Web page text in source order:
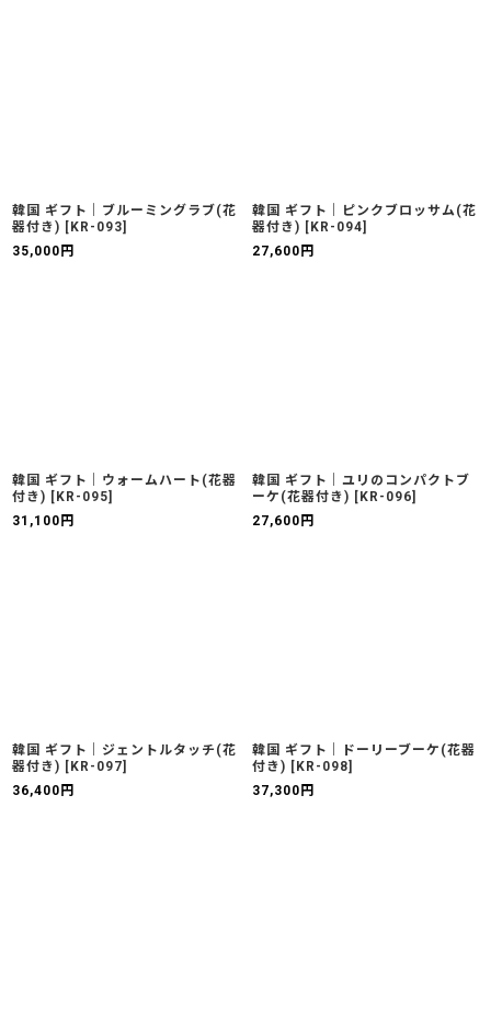
韓国 ギフト｜ブルーミングラブ(花
器付き) [ KR-093]
35,000 円
韓国 ギフト｜ピンクブロッサム(花
器付き) [ KR-094]
27,600 円
韓国 ギフト｜ウォームハート(花器
付き) [ KR-095]
31,100 円
韓国 ギフト｜ユリのコンパクトブ
ーケ(花器付き) [ KR-096]
27,600 円
韓国 ギフト｜ジェントルタッチ(花
器付き) [ KR-097]
36,400 円
韓国 ギフト｜ドーリーブーケ(花器
付き) [ KR-098]
37,300 円